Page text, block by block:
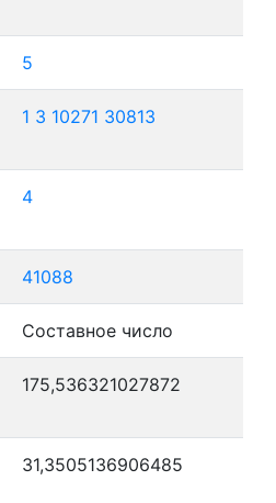
5
1 3 10271 30813
4
41088
Составное число
175,536321027872
31,3505136906485